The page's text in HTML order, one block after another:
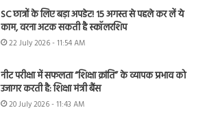
SC छात्रों के लिए बड़ा अपडेट! 15 अगस्त से पहले कर लें ये
काम, वरना अटक सकती है स्कॉलरशिप
22 July 2026 - 11:54 AM
नीट परीक्षा में सफलता “शिक्षा क्रांति” के व्यापक प्रभाव को
उजागर करती है: शिक्षा मंत्री बैंस
20 July 2026 - 11:43 AM